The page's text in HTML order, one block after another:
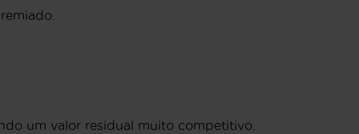
um valor residual muito competitivo.